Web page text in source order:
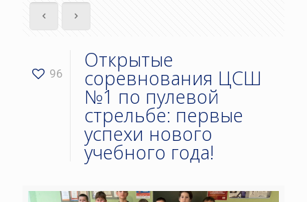
96
Открытые
соревнования ЦСШ
№1 по пулевой
стрельбе: первые
успехи нового
учебного года!